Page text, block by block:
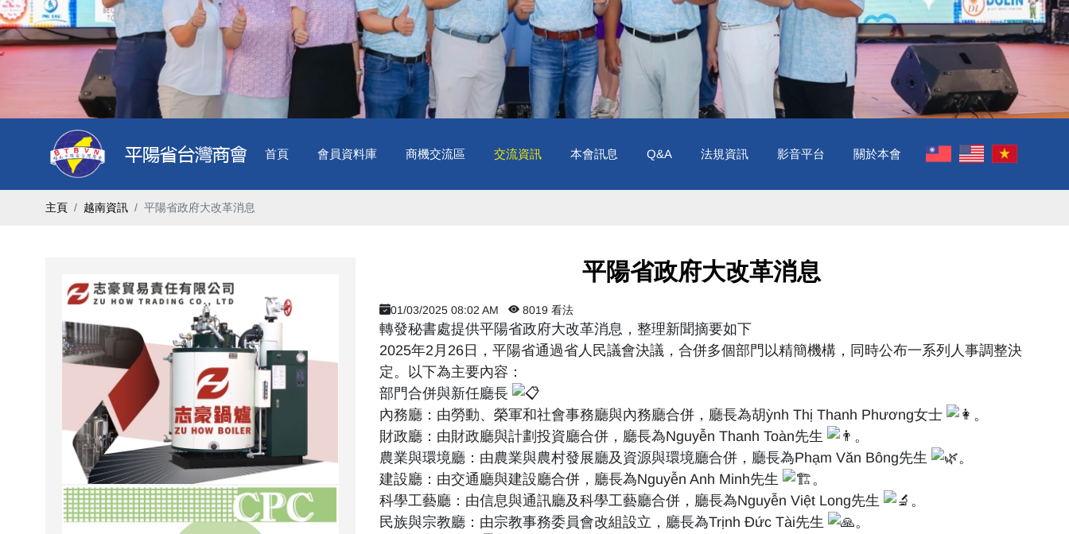
首頁 會員資料庫 商機交流區 交流資訊 本會訊息 Q&A 法規資訊 影音平台 關於本會
主頁 越南資訊 平陽省政府大改革消息
平陽省政府大改革消息
01/03/2025 08:02 AM 8019 看法
轉發秘書處提供平陽省政府大改革消息，整理新聞摘要如下
2025年2月26日，平陽省通過省人民議會決議，合併多個部門以精簡機構，同時公布一系列人事調整決
定。以下為主要內容：
部門合併與新任廳長
內務廳：由勞動、榮軍和社會事務廳與內務廳合併，廳長為胡ỳnh Thị Thanh Phương女士
。
財政廳：由財政廳與計劃投資廳合併，廳長為Nguyễn Thanh Toàn先生
。
農業與環境廳：由農業與農村發展廳及資源與環境廳合併，廳長為Phạm Văn Bông先生
。
建設廳：由交通廳與建設廳合併，廳長為Nguyễn Anh Minh先生
。
科學工藝廳：由信息與通訊廳及科學工藝廳合併，廳長為Nguyễn Việt Long先生
。
民族與宗教廳：由宗教事務委員會改組設立，廳長為Trịnh Đức Tài先生
。